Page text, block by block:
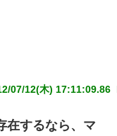
07/12(木) 17:11:09.86
在するなら、マ